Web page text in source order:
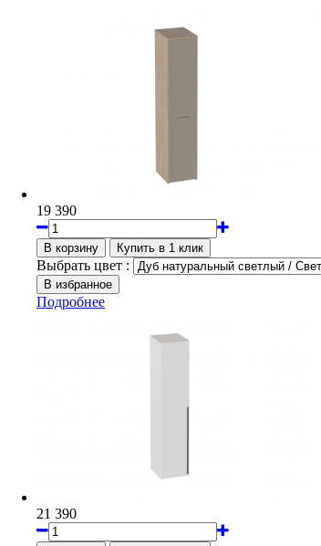
19 390
Выбрать цвет :
Подробнее
21 390